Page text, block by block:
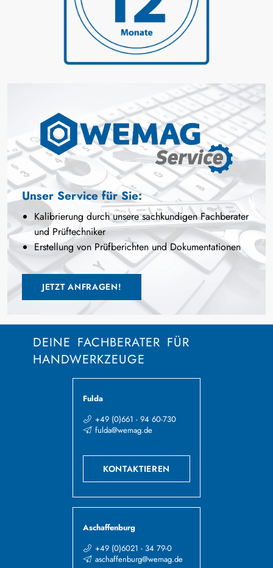
Unser Service für Sie:
Kalibrierung durch unsere sachkundigen Fachberater
und Prüftechniker
Erstellung von Prüfberichten und Dokumentationen
JETZT ANFRAGEN!
DEINE FACHBERATER FÜR
HANDWERKZEUGE
Fulda
+49 (0)661 - 94 60-730
fulda@wemag.de
KONTAKTIEREN
Aschaffenburg
+49 (0)6021 - 34 79-0
aschaffenburg@wemag.de